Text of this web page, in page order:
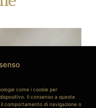
come i cookie per
Il consenso a queste
comportamento di navigazione o